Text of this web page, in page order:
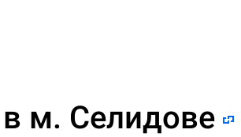
в м. Селидове